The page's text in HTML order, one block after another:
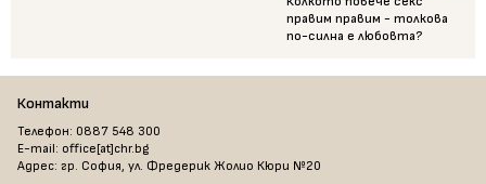
правим правим - толкова
по-силна е любовта?
Контакти
Телефон: 0887 548 300
E-mail: office[at]chr.bg
Адрес: гр. София, ул. Фредерик Жолио Кюри №20